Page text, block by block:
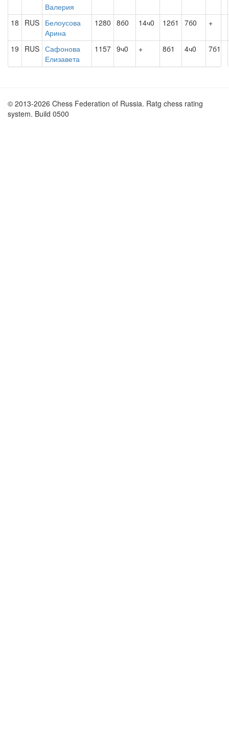
Валерия
18 RUS Белоусова
Арина
1280 8б0 14ч0 12б1 7б0 +
19 RUS Сафонова
Елизавета
1157 9ч0 + 8б1 4ч0 7б1
© 2013-2026 Chess Federation of Russia. Ratg chess rating
system. Build 0500